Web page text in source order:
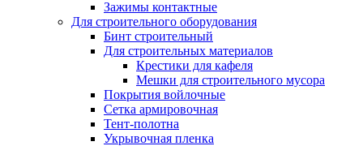
Зажимы контактные
Для строительного оборудования
Бинт строительный
Для строительных материалов
Крестики для кафеля
Мешки для строительного мусора
Покрытия войлочные
Сетка армировочная
Тент-полотна
Укрывочная пленка